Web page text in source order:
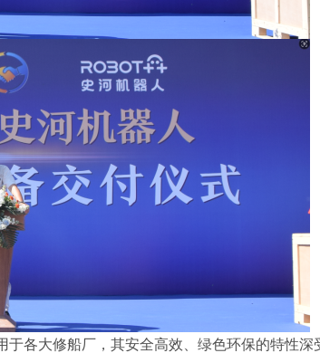
各大修船厂，其安全高效、绿色环保的特性